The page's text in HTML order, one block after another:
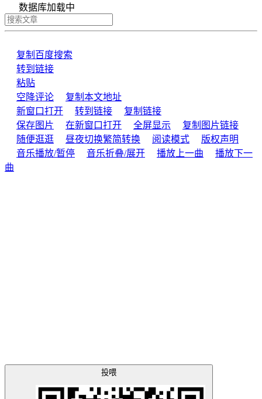
数据库加载中
复制 百度搜索
转到链接
粘贴
空降评论
复制本文地址
新窗口打开
转到链接
复制链接
保存图片
在新窗口打开 全屏显示
复制图片链接
随便逛逛
昼夜切换繁简转换 阅读模式
版权声明
音乐播放/暂停
音乐折叠/展开 播放上一曲
播放下一
曲
投喂